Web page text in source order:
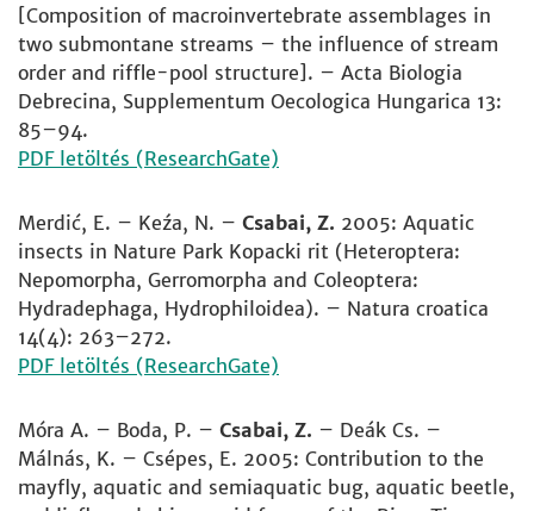
[Composition of macroinvertebrate assemblages in
two submontane streams – the influence of stream
order and riffle-pool structure]. – Acta Biologia
Debrecina, Supplementum Oecologica Hungarica 13:
85–94.
PDF letöltés (ResearchGate)
Merdić, E. – Keźa, N. – Csabai, Z. 2005: Aquatic
insects in Nature Park Kopacki rit (Heteroptera:
Nepomorpha, Gerromorpha and Coleoptera:
Hydradephaga, Hydrophiloidea). – Natura croatica
14(4): 263–272.
PDF letöltés (ResearchGate)
Móra A. – Boda, P. – Csabai, Z. – Deák Cs. –
Málnás, K. – Csépes, E. 2005: Contribution to the
mayfly, aquatic and semiaquatic bug, aquatic beetle,